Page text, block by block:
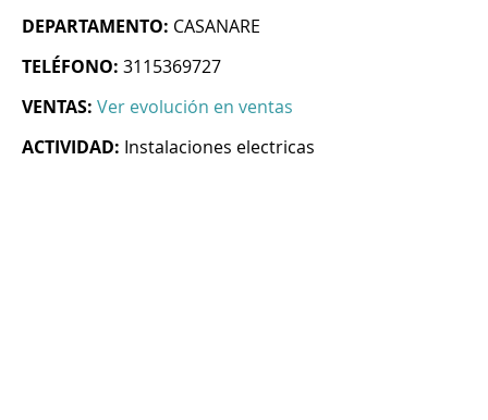
DEPARTAMENTO: CASANARE
TELÉFONO: 3115369727
VENTAS: Ver evolución en ventas
ACTIVIDAD: Instalaciones electricas